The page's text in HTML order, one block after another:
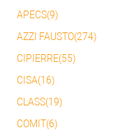
APECS(9)
AZZI FAUSTO(274)
CIPIERRE(55)
CISA(16)
CLASS(19)
COMIT(6)